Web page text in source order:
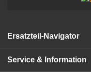
Ersatzteil-Navigator
Service & Information